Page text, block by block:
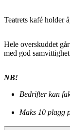
Teatrets kafé holder
Hele overskuddet
med god
NB!
Bedrifter kan
Maks 10 plagg